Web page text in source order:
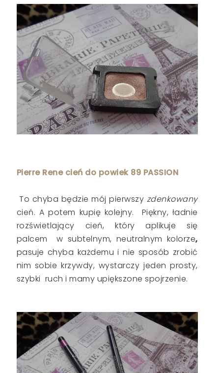
Pierre Rene cień do powiek 89 PASSION
To chyba będzie mój pierwszy zdenkowany
cień. A potem kupię kolejny. Piękny, ładnie
rozświetlający cień, który aplikuje się
palcem w subtelnym, neutralnym kolorze,
pasuje chyba każdemu i nie sposób zrobić
nim sobie krzywdy, wystarczy jeden prosty,
szybki ruch i mamy upiększone spojrzenie.